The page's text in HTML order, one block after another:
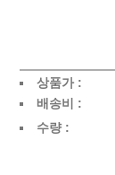
상품가 :
배송비 :
수량 :